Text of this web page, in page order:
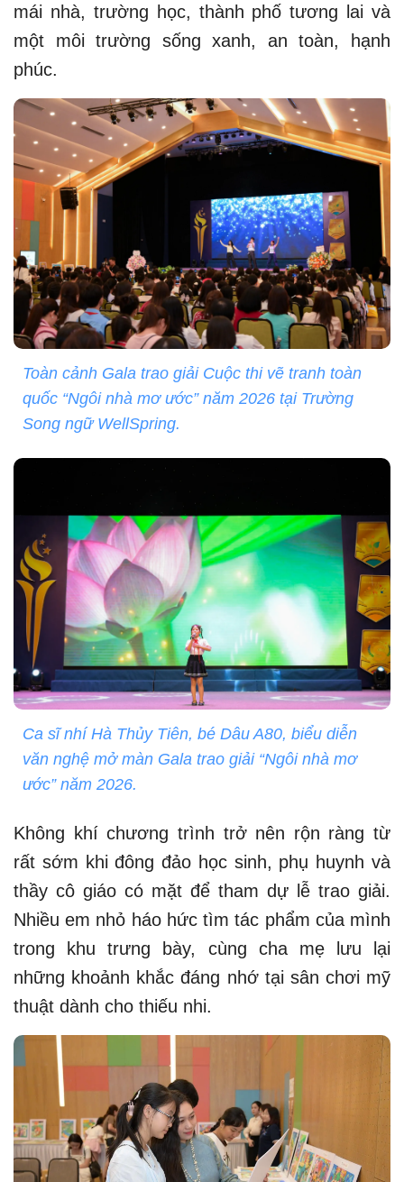
mái nhà, trường học, thành phố tương lai và
một môi trường sống xanh, an toàn, hạnh
phúc.
Toàn cảnh Gala trao giải Cuộc thi vẽ tranh toàn
quốc “Ngôi nhà mơ ước” năm 2026 tại Trường
Song ngữ WellSpring.
Ca sĩ nhí Hà Thủy Tiên, bé Dâu A80, biểu diễn
văn nghệ mở màn Gala trao giải “Ngôi nhà mơ
ước” năm 2026.
Không khí chương trình trở nên rộn ràng từ
rất sớm khi đông đảo học sinh, phụ huynh và
thầy cô giáo có mặt để tham dự lễ trao giải.
Nhiều em nhỏ háo hức tìm tác phẩm của mình
trong khu trưng bày, cùng cha mẹ lưu lại
những khoảnh khắc đáng nhớ tại sân chơi mỹ
thuật dành cho thiếu nhi.